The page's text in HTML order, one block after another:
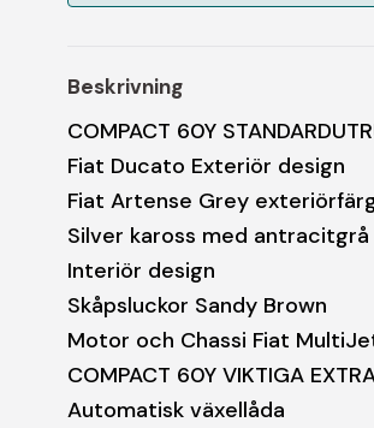
Beskrivning
COMPACT 60Y
Fiat Ducato Exteriör design
Fiat Artense Grey
Silver kaross med
Interiör design
Skåpsluckor Sandy Brown
Motor och Chassi Fiat
COMPACT 60Y VIKTIGA
Automatisk växellåda